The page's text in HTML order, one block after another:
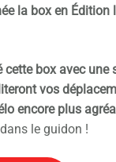
la box en Édition
box avec une
vos
encore plus
le guidon !